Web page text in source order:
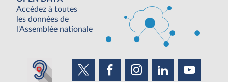
Accédez à toutes
les données de
l'Assemblée nationale